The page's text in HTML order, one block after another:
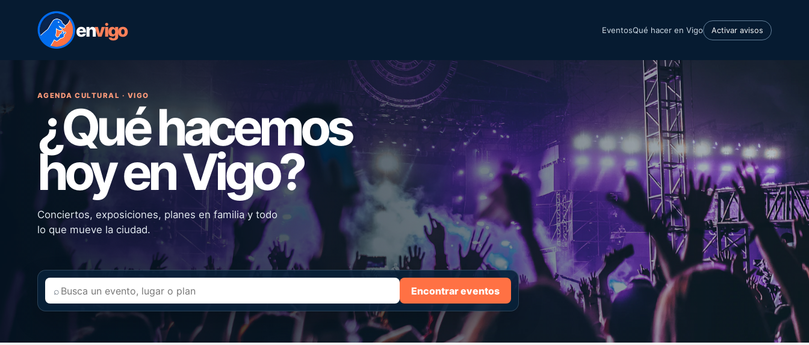
envigo EventosQué hacer en Vigo Activar avisos
AGENDA CULTURAL · VIGO
¿Qué hacemos
hoy en Vigo?
Conciertos, exposiciones, planes en familia y todo
lo que mueve la ciudad.
⌕ Encontrar eventos